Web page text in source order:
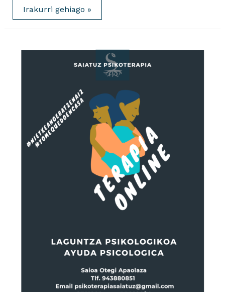
Covid19aren
arira
Hirutxulo
Irakurri gehiago »